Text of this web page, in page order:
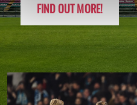
FIND OUT MORE!